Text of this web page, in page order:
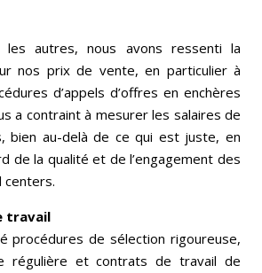
les autres, nous avons ressenti la
nos prix de vente, en particulier à
d’appels d’offres en enchères
a contraint à mesurer les salaires de
bien au-delà de ce qui est juste, en
de la qualité et de l’engagement des
centers.
travail
procédures de sélection rigoureuse,
régulière et contrats de travail de